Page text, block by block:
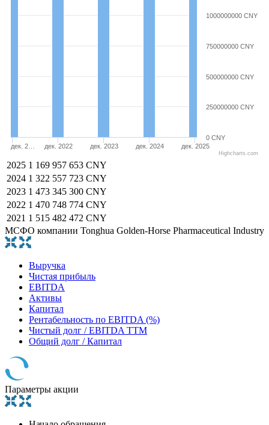
дек. 2… дек. 2022 дек. 2023 дек. 2024 дек. 2025
0 CNY
250000000 CNY
500000000 CNY
750000000 CNY
1000000000 CNY
Highcharts.com
2025 1 169 957 653 CNY
2024 1 322 557 723 CNY
2023 1 473 345 300 CNY
2022 1 470 748 774 CNY
2021 1 515 482 472 CNY
МСФО компании Tonghua Golden-Horse Pharmaceutical Industry
Выручка
Чистая прибыль
EBITDA
Активы
Капитал
Рентабельность по EBITDA (%)
Чистый долг / EBITDA TTM
Общий долг / Капитал
Параметры акции